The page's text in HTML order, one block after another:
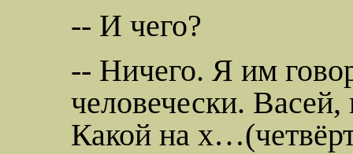
-- И чего?
-- Ничего. Я им
человечески.
Какой на